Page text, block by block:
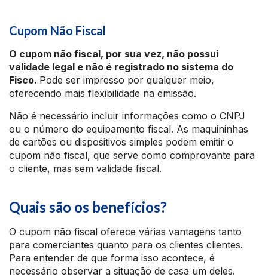
Cupom Não Fiscal
O cupom não fiscal, por sua vez, não possui
validade legal e não é registrado no sistema do
Fisco. Pode ser impresso por qualquer meio,
oferecendo mais flexibilidade na emissão.
Não é necessário incluir informações como o CNPJ
ou o número do equipamento fiscal. As maquininhas
de cartões ou dispositivos simples podem emitir o
cupom não fiscal, que serve como comprovante para
o cliente, mas sem validade fiscal.
Quais são os benefícios?
O cupom não fiscal oferece várias vantagens tanto
para comerciantes quanto para os clientes clientes.
Para entender de que forma isso acontece, é
necessário observar a situação de casa um deles.